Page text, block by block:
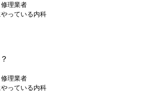
理業者
っている内科
理業者
っている内科